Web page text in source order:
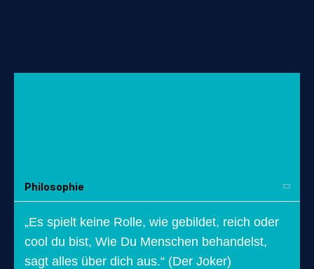
Philosophie
„Es spielt keine Rolle, wie gebildet, reich oder
cool du bist, Wie Du Menschen behandelst,
sagt alles über dich aus.“ (Der Joker)